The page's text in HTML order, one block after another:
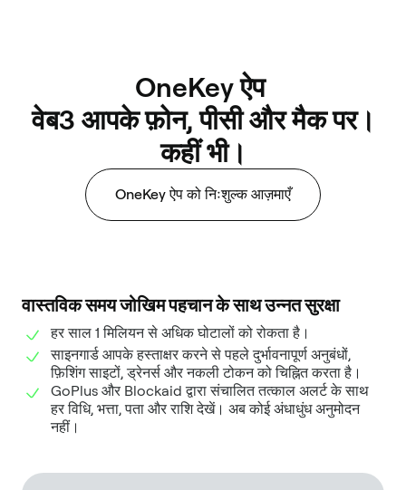
OneKey ऐप
वेब3 आपके फ़ोन, पीसी और मैक पर।
कहीं भी।
OneKey ऐप को निःशुल्क आज़माएँ
वास्तविक समय जोखिम पहचान के साथ उन्नत सुरक्षा
हर साल 1 मिलियन से अधिक घोटालों को रोकता है।
साइनगार्ड आपके हस्ताक्षर करने से पहले दुर्भावनापूर्ण अनुबंधों,
फ़िशिंग साइटों, ड्रेनर्स और नकली टोकन को चिह्नित करता है।
GoPlus और Blockaid द्वारा संचालित तत्काल अलर्ट के साथ
हर विधि, भत्ता, पता और राशि देखें। अब कोई अंधाधुंध अनुमोदन
नहीं।